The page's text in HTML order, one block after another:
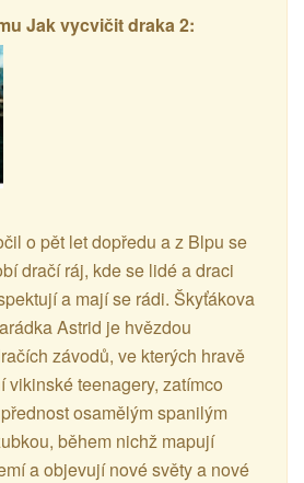
Jak vycvičit draka 2:
o pět let dopředu a z Blpu se
dračí ráj, kde se lidé a draci
a mají se rádi. Škyťákova
Astrid je hvězdou
závodů, ve kterých hravě
vikinské teenagery, zatímco
osamělým spanilým
během nichž mapují
a objevují nové světy a nové